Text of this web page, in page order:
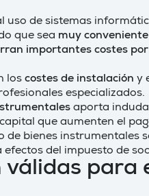
uso de sistemas
que sea muy conveniente
importantes costes
los costes de instalación y
especializados.
aporta
que aumenten el
bienes instrumentales
del impuesto de
válidas